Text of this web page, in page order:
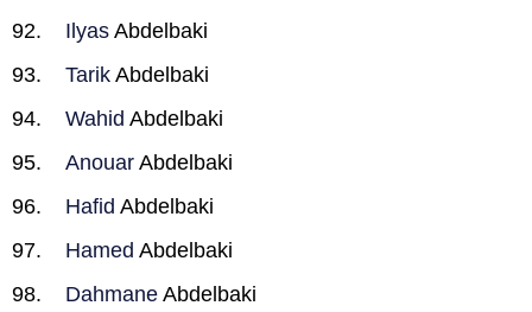
Ilyas Abdelbaki
Tarik Abdelbaki
Wahid Abdelbaki
Anouar Abdelbaki
Hafid Abdelbaki
Hamed Abdelbaki
Dahmane Abdelbaki